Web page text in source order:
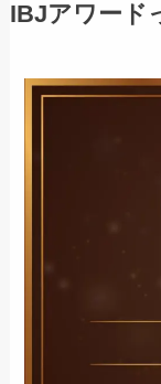
IBJアワード